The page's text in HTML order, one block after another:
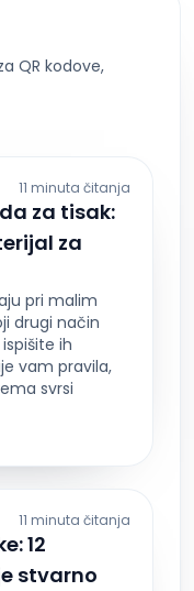
QR kodove,
11 minuta čitanja
za tisak:
za
pri malim
drugi način
ih
vam pravila,
svrsi
11 minuta čitanja
12
stvarno